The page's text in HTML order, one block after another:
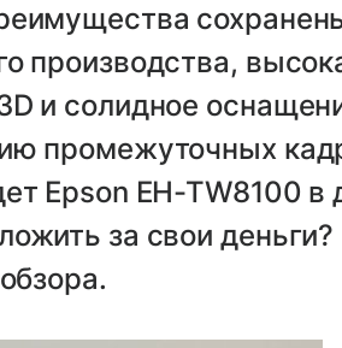
производства,
и солидное
промежуточных
Epson EH-TW8100
за свои